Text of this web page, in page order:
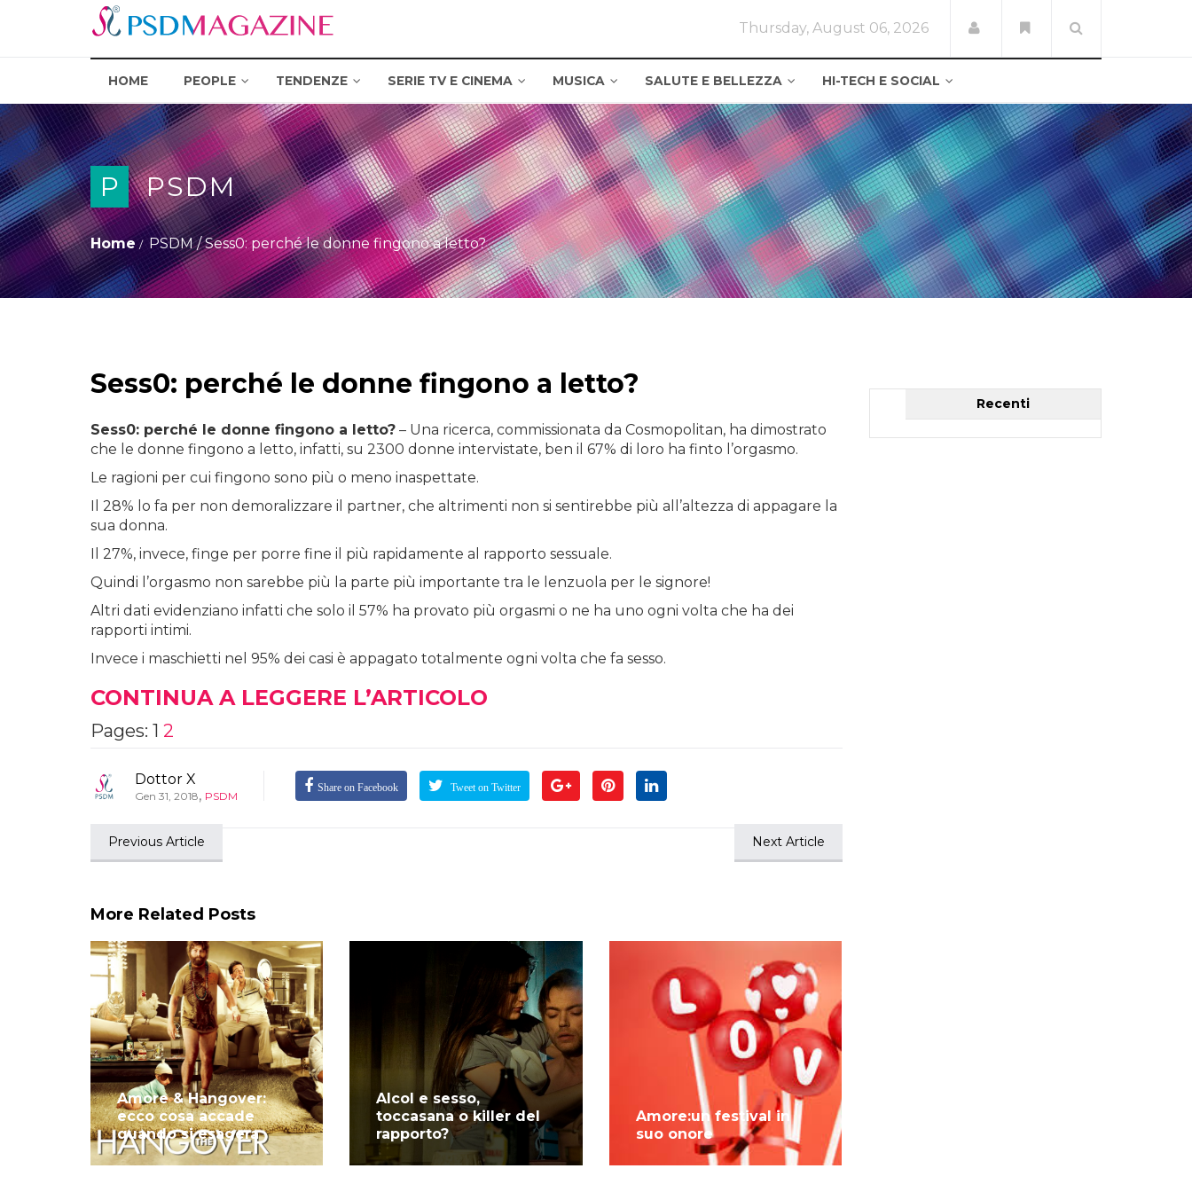
Thursday, August 06, 2026
HOME PEOPLE TENDENZE SERIE TV E CINEMA MUSICA SALUTE E BELLEZZA HI-TECH E SOCIAL
P PSDM
Home PSDM /Sess0: perché le donne fingono a letto?
Sess0: perché le donne fingono a letto?
Sess0: perché le donne fingono a letto? – Una ricerca, commissionata da Cosmopolitan, ha dimostrato
che le donne fingono a letto, infatti, su 2300 donne intervistate, ben il 67% di loro ha finto l’orgasmo.
Le ragioni per cui fingono sono più o meno inaspettate.
Il 28% lo fa per non demoralizzare il partner, che altrimenti non si sentirebbe più all’altezza di appagare la
sua donna.
Il 27%, invece, finge per porre fine il più rapidamente al rapporto sessuale.
Quindi l’orgasmo non sarebbe più la parte più importante tra le lenzuola per le signore!
Altri dati evidenziano infatti che solo il 57% ha provato più orgasmi o ne ha uno ogni volta che ha dei
rapporti intimi.
Invece i maschietti nel 95% dei casi è appagato totalmente ogni volta che fa sesso.
CONTINUA A LEGGERE L’ARTICOLO
Pages: 1 2
Dottor X
Gen 31, 2018, PSDM
Share on Facebook Tweet on Twitter
Previous Article Next Article
More Related Posts
Amore & Hangover:
ecco cosa accade
quando si esagera
Alcol e sesso,
toccasana o killer del
rapporto?
Amore:un festival in
suo onore
Recenti